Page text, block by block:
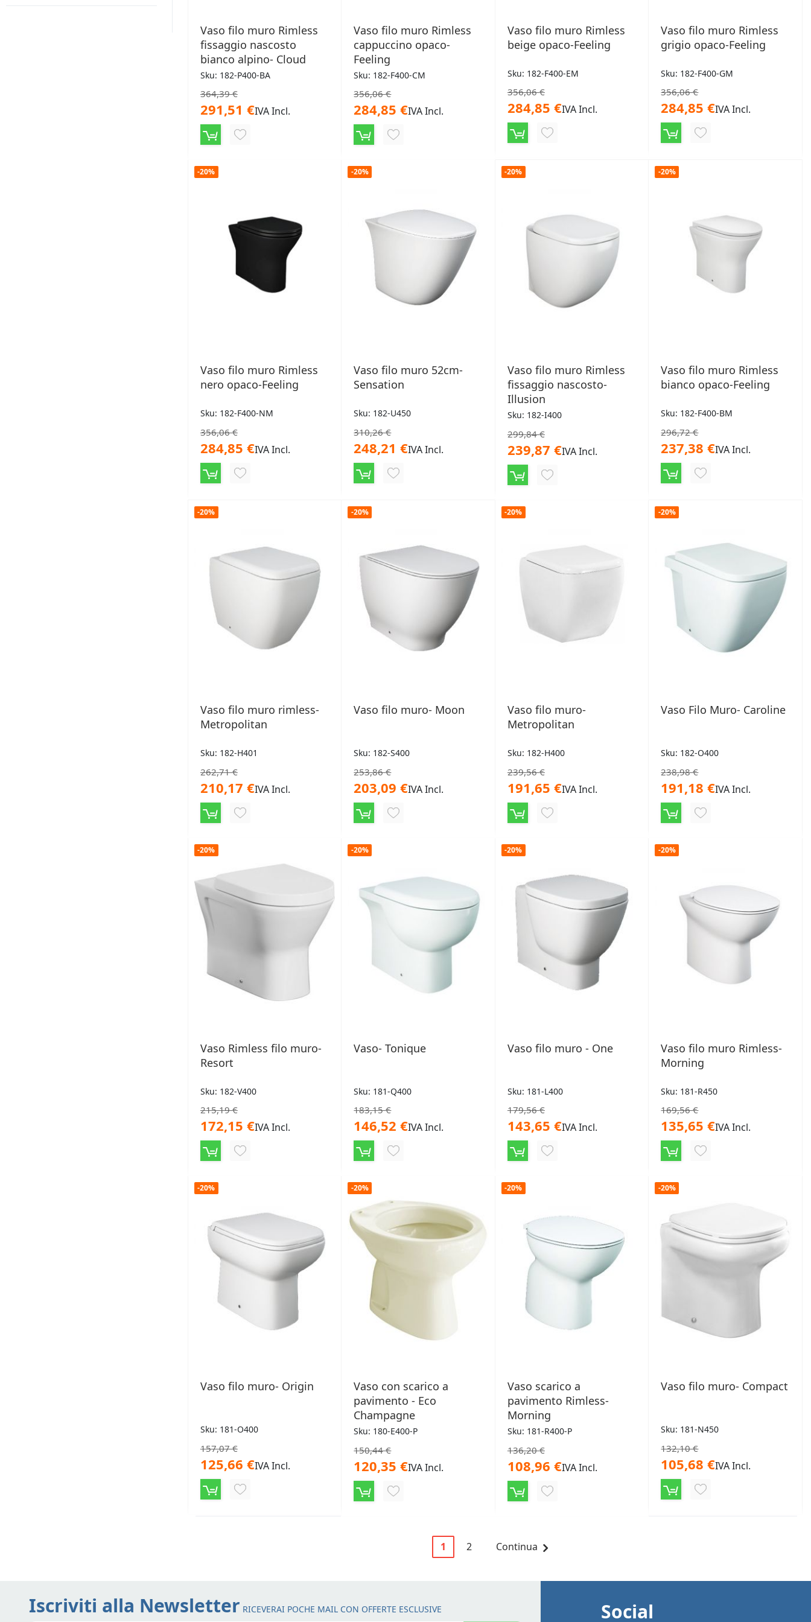
Vaso filo muro Rimless
fissaggio nascosto
bianco alpino- Cloud
Sku: 182-P400-BA
364,39 €
291,51 €IVA Incl.
AGGIUNGI
Vaso filo muro Rimless
cappuccino opaco-
Feeling
Sku: 182-F400-CM
356,06 €
284,85 €IVA Incl.
AGGIUNGI
Vaso filo muro Rimless
beige opaco-Feeling
Sku: 182-F400-EM
356,06 €
284,85 €IVA Incl.
AGGIUNGI
Vaso filo muro Rimless
grigio opaco-Feeling
Sku: 182-F400-GM
356,06 €
284,85 €IVA Incl.
AGGIUNGI
-20%
Vaso filo muro Rimless
nero opaco-Feeling
Sku: 182-F400-NM
356,06 €
284,85 €IVA Incl.
AGGIUNGI
-20%
Vaso filo muro 52cm-
Sensation
Sku: 182-U450
310,26 €
248,21 €IVA Incl.
AGGIUNGI
-20%
Vaso filo muro Rimless
fissaggio nascosto-
Illusion
Sku: 182-I400
299,84 €
239,87 €IVA Incl.
AGGIUNGI
-20%
Vaso filo muro Rimless
bianco opaco-Feeling
Sku: 182-F400-BM
296,72 €
237,38 €IVA Incl.
AGGIUNGI
-20%
Vaso filo muro rimless-
Metropolitan
Sku: 182-H401
262,71 €
210,17 €IVA Incl.
AGGIUNGI
DESIDERI
-20%
Vaso filo muro- Moon
Sku: 182-S400
253,86 €
203,09 €IVA Incl.
AGGIUNGI
-20%
Vaso filo muro-
Metropolitan
Sku: 182-H400
239,56 €
191,65 €IVA Incl.
AGGIUNGI
DESIDERI
-20%
Vaso Filo Muro- Caroline
Sku: 182-O400
238,98 €
191,18 €IVA Incl.
AGGIUNGI
-20%
Vaso Rimless filo muro-
Resort
Sku: 182-V400
215,19 €
172,15 €IVA Incl.
AGGIUNGI
-20%
Vaso- Tonique
Sku: 181-Q400
183,15 €
146,52 €IVA Incl.
AGGIUNGI
DESIDERI
-20%
Vaso filo muro - One
Sku: 181-L400
179,56 €
143,65 €IVA Incl.
AGGIUNGI
-20%
Vaso filo muro Rimless-
Morning
Sku: 181-R450
169,56 €
135,65 €IVA Incl.
AGGIUNGI
-20%
Vaso filo muro- Origin
Sku: 181-O400
157,07 €
125,66 €IVA Incl.
AGGIUNGI
-20%
Vaso con scarico a
pavimento - Eco
Champagne
Sku: 180-E400-P
150,44 €
120,35 €IVA Incl.
AGGIUNGI
-20%
Vaso scarico a
pavimento Rimless-
Morning
Sku: 181-R400-P
136,20 €
108,96 €IVA Incl.
AGGIUNGI
DESIDERI
-20%
Vaso filo muro- Compact
Sku: 181-N450
132,10 €
105,68 €IVA Incl.
AGGIUNGI
Pagina
Attualmente stai leggendo la pagina
1 Pagina
2 Pagina
Continua
Iscriviti alla Newsletter RICEVERAI POCHE MAIL CON OFFERTE ESCLUSIVE
Social